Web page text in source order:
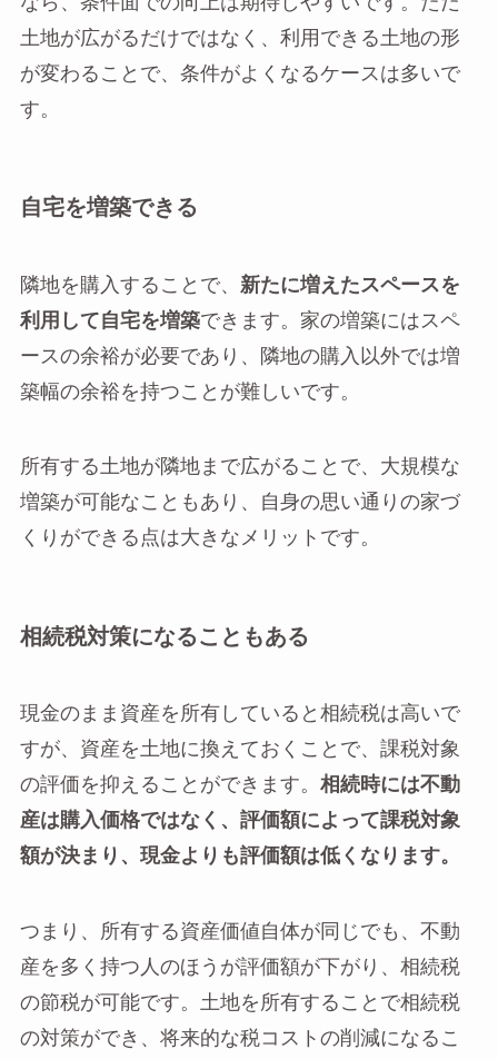
土地が広がるだけではなく、利用できる土地の形
が変わることで、条件がよくなるケースは多いで
す。
自宅を増築できる
隣地を購入することで、 新たに増えたスペースを
利用して自宅を増築できます。家の増築にはスペ
ースの余裕が必要であり、隣地の購入以外では増
築幅の余裕を持つことが難しいです。
所有する土地が隣地まで広がることで、大規模な
増築が可能なこともあり、自身の思い通りの家づ
くりができる点は大きなメリットです。
相続税対策になることもある
現金のまま資産を所有していると相続税は高いで
すが、資産を土地に換えておくことで、課税対象
の評価を抑えることができます。 相続時には不動
産は購入価格ではなく、評価額によって課税対象
額が決まり、現金よりも評価額は低くなります。
つまり、所有する資産価値自体が同じでも、不動
産を多く持つ人のほうが評価額が下がり、相続税
の節税が可能です。土地を所有することで相続税
の対策ができ、将来的な税コストの削減になるこ